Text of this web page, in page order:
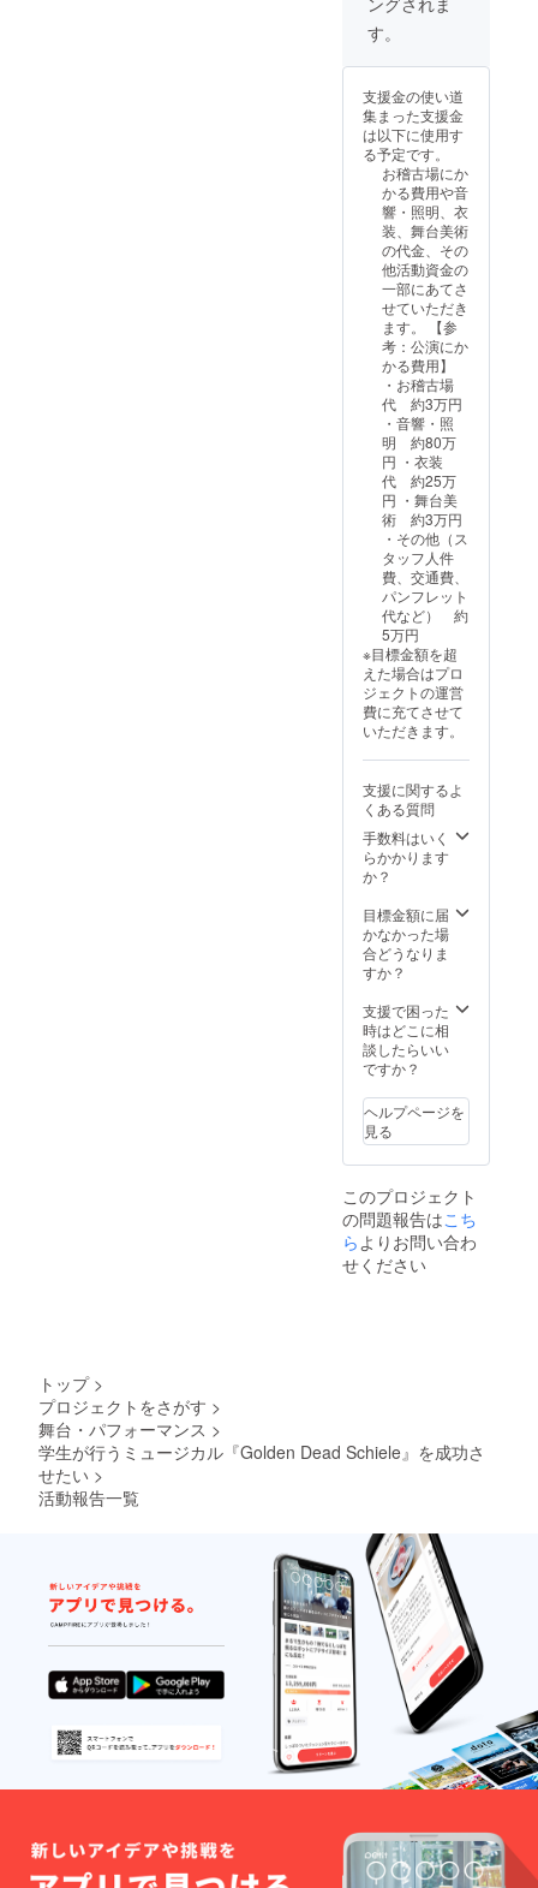
す。
支援金の使い道
集まった支援金
は以下に使用す
る予定です。
お稽古場にか
かる費用や音
響・照明、衣
装、舞台美術
の代金、その
他活動資金の
一部にあてさ
せていただき
ます。 【参
考：公演にか
かる費用】
・お稽古場
代 約3万円
・音響・照
明 約80万
円 ・衣装
代 約25万
円 ・舞台美
術 約3万円
・その他（ス
タッフ人件
費、交通費、
パンフレット
代など） 約
5万円
※目標金額を超
えた場合はプロ
ジェクトの運営
費に充てさせて
いただきます。
支援に関するよ
くある質問
手数料はいく
らかかります
か？
目標金額に届
かなかった場
合どうなりま
すか？
支援で困った
時はどこに相
談したらいい
ですか？
ヘルプページを
見る
このプロジェクト
の問題報告はこち
ら よりお問い合わ
せください
トップ >
プロジェクトをさがす >
舞台・パフォーマンス >
学生が行うミュージカル『Golden Dead Schiele』を成功さ
せたい >
活動報告一覧